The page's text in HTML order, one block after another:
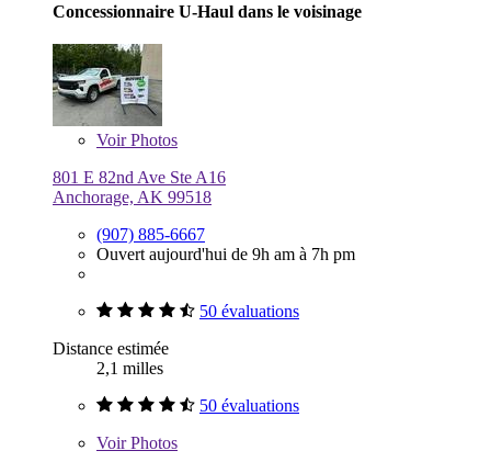
Concessionnaire U-Haul dans le voisinage
VoirPhotos
801 E 82nd Ave Ste A16
Anchorage, AK 99518
(907) 885-6667
Ouvert aujourd'hui de 9h am à 7h pm
50 évaluations
Distance estimée
2,1 milles
50 évaluations
VoirPhotos